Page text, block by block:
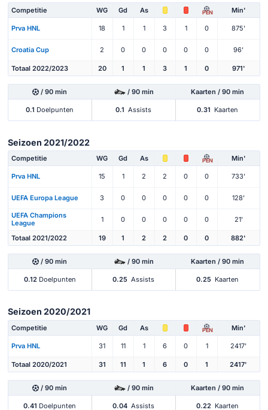
Competitie WG Gd As PEN Min'
Prva HNL 18 1 1 3 1 0 875'
Croatia Cup 2 0 0 0 0 0 96'
Totaal 2022/2023 20 1 1 3 1 0 971'
/ 90 min / 90 min Kaarten / 90 min
0.1 Doelpunten 0.1 Assists 0.31 Kaarten
Seizoen 2021/2022
Competitie WG Gd As PEN Min'
Prva HNL 15 1 2 2 0 0 733'
UEFA Europa League 3 0 0 0 0 0 128'
UEFA Champions
League
1 0 0 0 0 0 21'
Totaal 2021/2022 19 1 2 2 0 0 882'
/ 90 min / 90 min Kaarten / 90 min
0.12 Doelpunten 0.25 Assists 0.25 Kaarten
Seizoen 2020/2021
Competitie WG Gd As PEN Min'
Prva HNL 31 11 1 6 0 1 2417'
Totaal 2020/2021 31 11 1 6 0 1 2417'
/ 90 min / 90 min Kaarten / 90 min
0.41 Doelpunten 0.04 Assists 0.22 Kaarten